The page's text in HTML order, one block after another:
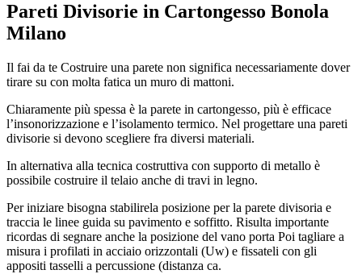
Pareti Divisorie in Cartongesso Bonola
Milano
Il fai da te Costruire una parete non significa necessariamente dover
tirare su con molta fatica un muro di mattoni.
Chiaramente più spessa è la parete in cartongesso, più è efficace
l’insonorizzazione e l’isolamento termico. Nel progettare una pareti
divisorie si devono scegliere fra diversi materiali.
In alternativa alla tecnica costruttiva con supporto di metallo è
possibile costruire il telaio anche di travi in legno.
Per iniziare bisogna stabilirela posizione per la parete divisoria e
traccia le linee guida su pavimento e soffitto. Risulta importante
ricordas di segnare anche la posizione del vano porta Poi tagliare a
misura i profilati in acciaio orizzontali (Uw) e fissateli con gli
appositi tasselli a percussione (distanza ca.